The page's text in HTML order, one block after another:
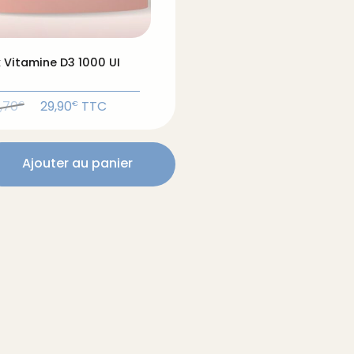
D3 1000 UI
€
Le
initial
était :
38,70€.
29,90€ Le
actuel
est :
29,90€.
TTC
Ajouter au panier